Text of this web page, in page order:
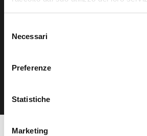
delNecessari
Preferenze
Statistiche
Marketing
NEWSLETTER